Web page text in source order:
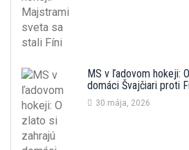
MS v ľadovom hokeji:
domáci Švajčiari proti
30 mája, 2026